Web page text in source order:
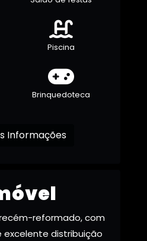
Piscina
Brinquedoteca
Receba mais Informações
reformado, com
excelente distribuição